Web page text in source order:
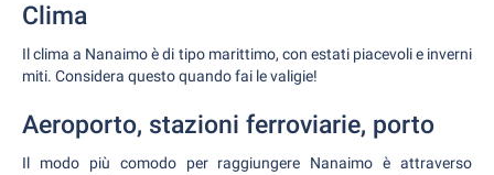
Clima
Il clima a Nanaimo è di tipo marittimo, con estati piacevoli e inverni
miti. Considera questo quando fai le valigie!
Aeroporto, stazioni ferroviarie, porto
Il modo più comodo per raggiungere Nanaimo è attraverso